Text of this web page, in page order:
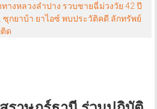
ทางหลวงลำปาง รวบชายฉี่ม่วงวัย 42 ปี
ซุกยาบ้า ยาไอซ์ พบประวัติคดี ลักทรัพย์
ด